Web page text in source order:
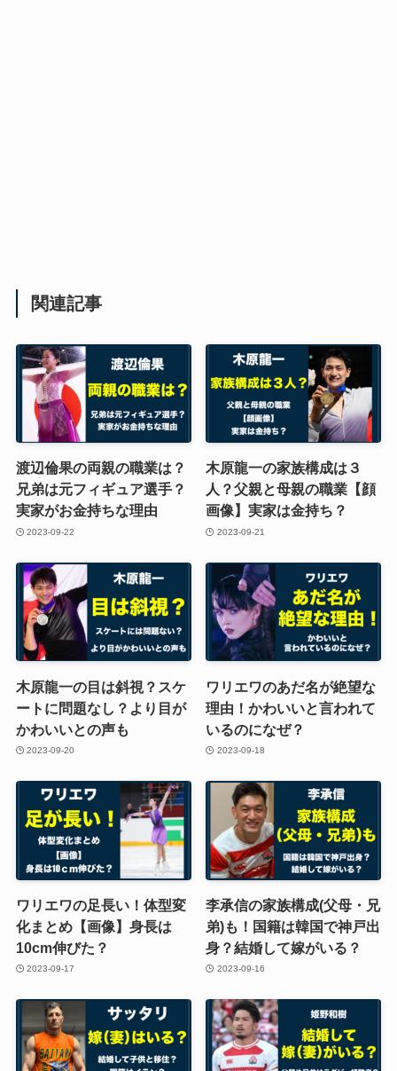
関連記事
渡辺倫果の両親の職業は？
兄弟は元フィギュア選手？
実家がお金持ちな理由
2023-09-22
木原龍一の家族構成は３
人？父親と母親の職業【顔
画像】実家は金持ち？
2023-09-21
木原龍一の目は斜視？スケ
ートに問題なし？より目が
かわいいとの声も
2023-09-20
ワリエワのあだ名が絶望な
理由！かわいいと言われて
いるのになぜ？
2023-09-18
ワリエワの足長い！体型変
化まとめ【画像】身長は
10cm伸びた？
2023-09-17
李承信の家族構成(父母・兄
弟)も！国籍は韓国で神戸出
身？結婚して嫁がいる？
2023-09-16